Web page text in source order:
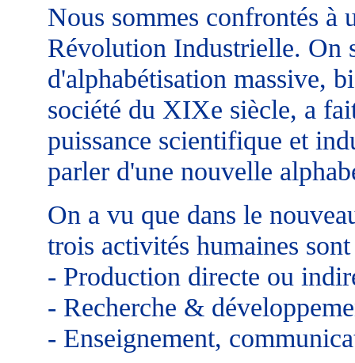
Nous sommes confrontés à
Révolution Industrielle. On
d'alphabétisation massive,
société du XIXe siècle, a
puissance scientifique et
parler d'une nouvelle
On a vu que dans le
trois activités humaines
- Production directe ou
- Recherche &
- Enseignement,